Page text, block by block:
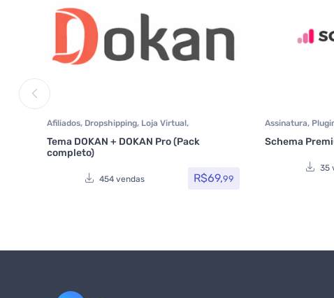
Afiliados, Dropshipping, Loja Virtual,
Marketplace, MarketPlace Plugins
Plugins
Wocoomerce
Tema DOKAN + DOKAN Pro (Pack
completo)
454 vendas R$69,99
Assinatura,
Schema
35